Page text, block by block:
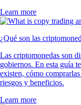
Learn more
¿Qué son las
Las criptomonedas son
gobiernos. En esta guía
existen, cómo
riesgos y beneficios.
Learn more